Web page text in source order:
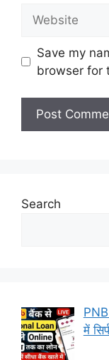
Save my
browser for
Search
में